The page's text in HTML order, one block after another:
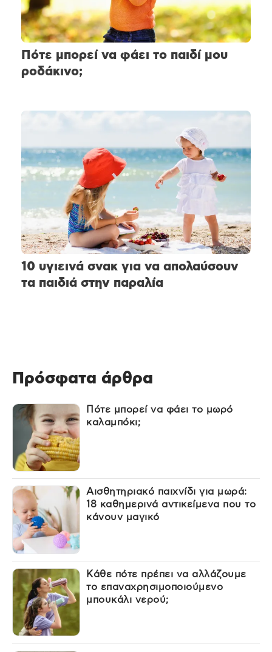
Πότε μπορεί να φάει το παιδί μου
ροδάκινο;
10 υγιεινά σνακ για να απολαύσουν
τα παιδιά στην παραλία
Πρόσφατα άρθρα
Πότε μπορεί να φάει το μωρό
καλαμπόκι;
Αισθητηριακό παιχνίδι για μωρά:
18 καθημερινά αντικείμενα που το
κάνουν μαγικό
Κάθε πότε πρέπει να αλλάζουμε
το επαναχρησιμοποιούμενο
μπουκάλι νερού;